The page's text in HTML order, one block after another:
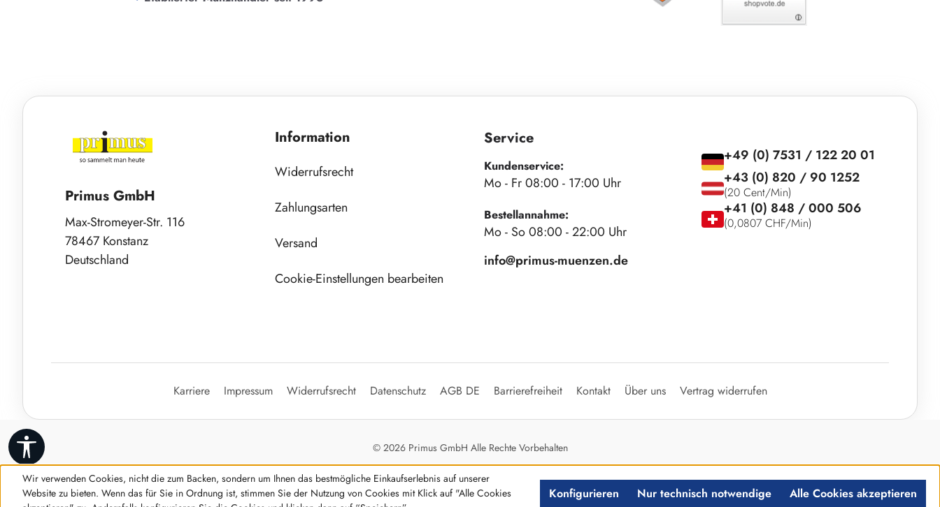
Primus GmbH
Max-Stromeyer-Str. 116
78467 Konstanz
Deutschland
Information
Widerrufsrecht
Zahlungsarten
Versand
Cookie-Einstellungen bearbeiten
Service
Kundenservice:
Mo - Fr 08:00 - 17:00 Uhr
Bestellannahme:
Mo - So 08:00 - 22:00 Uhr
info@primus-muenzen.de
+49 (0) 7531 / 122 20 01
+43 (0) 820 / 90 1252
(20 Cent/Min)
+41 (0) 848 / 000 506
(0,0807 CHF/Min)
Karriere Impressum Widerrufsrecht Datenschutz AGB DE Barrierefreiheit Kontakt Über uns Vertrag widerrufen
© 2026 Primus GmbH Alle Rechte Vorbehalten
Werkzeugleiste anzeigen
Wir verwenden Cookies, nicht die zum Backen, sondern um Ihnen das bestmögliche Einkaufserlebnis auf unserer
Website zu bieten. Wenn das für Sie in Ordnung ist, stimmen Sie der Nutzung von Cookies mit Klick auf "Alle Cookies
Nur technisch notwendige
Konfigurieren Alle Cookies akzeptieren